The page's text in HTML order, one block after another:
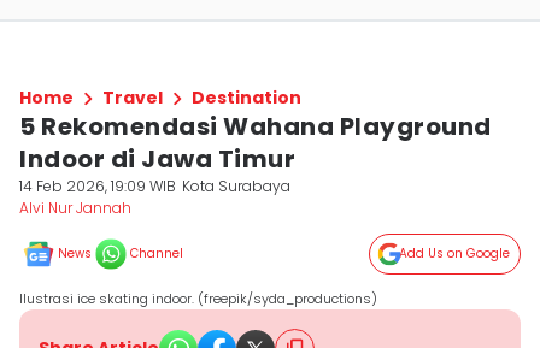
Home Travel Destination
5 Rekomendasi Wahana Playground
Indoor di Jawa Timur
14 Feb 2026, 19:09 WIB Kota Surabaya
Alvi Nur Jannah
News Channel Add Us on Google
Ilustrasi ice skating indoor. (freepik/syda_productions)